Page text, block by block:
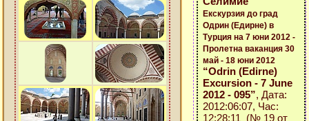
Екскурзия до град
Одрин (Едирне) в
Турция на 7 юни 2012 -
Пролетна ваканция 30
май - 18 юни 2012
“Odrin (Edirne)
Excursion - 7 June
2012 - 095”, Дата:
2012:06:07, Час:
12:28:11 (№ 19 от